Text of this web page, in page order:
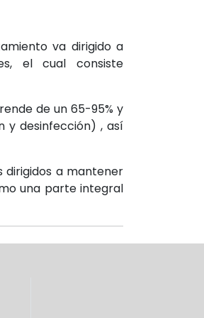
va dirigido a
el cual consiste
de un 65-95% y
y desinfección) , así
dirigidos a mantener
una parte integral